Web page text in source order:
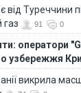
від Туреччини
газ
91 0
оператори
узбережжя
викрила